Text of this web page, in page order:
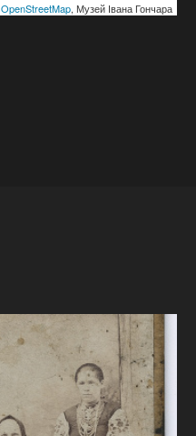
OpenStreetMap, Музей Івана Гончара